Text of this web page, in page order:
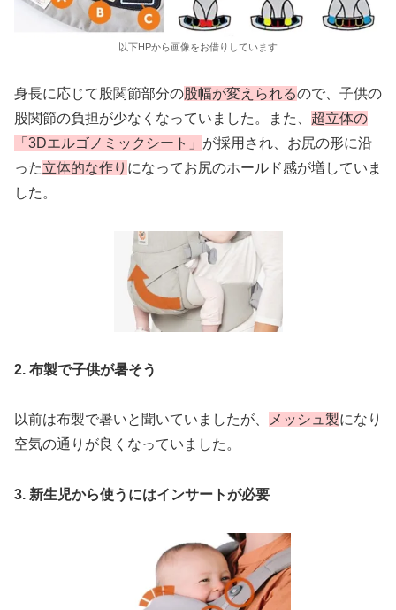
以下HPから画像をお借りしています
身長に応じて股関節部分の股幅が変えられるので、子供の
股関節の負担が少なくなっていました。また、 超立体の
「3Dエルゴノミックシート」 が採用され、お尻の形に沿
った立体的な作り になってお尻のホールド感が増していま
した。
2. 布製で子供が暑そう
以前は布製で暑いと聞いていましたが、 メッシュ製になり
空気の通りが良くなっていました。
3. 新生児から使うにはインサートが必要